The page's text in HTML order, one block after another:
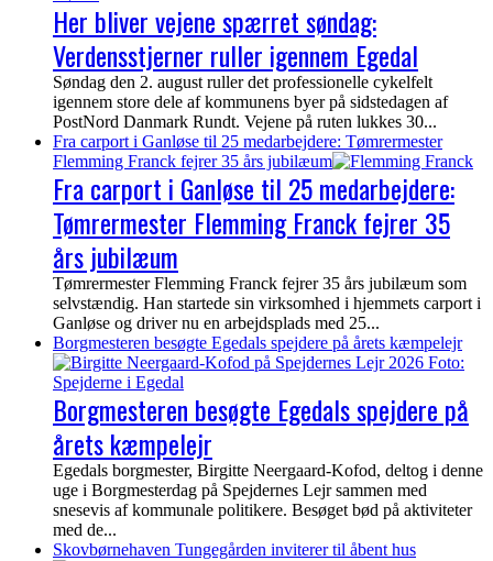
Her bliver vejene spærret søndag:
Verdensstjerner ruller igennem Egedal
Søndag den 2. august ruller det professionelle cykelfelt
igennem store dele af kommunens byer på sidstedagen af
PostNord Danmark Rundt. Vejene på ruten lukkes 30...
Fra carport i Ganløse til 25 medarbejdere: Tømrermester
Flemming Franck fejrer 35 års jubilæum
Fra carport i Ganløse til 25 medarbejdere:
Tømrermester Flemming Franck fejrer 35
års jubilæum
Tømrermester Flemming Franck fejrer 35 års jubilæum som
selvstændig. Han startede sin virksomhed i hjemmets carport i
Ganløse og driver nu en arbejdsplads med 25...
Borgmesteren besøgte Egedals spejdere på årets kæmpelejr
Borgmesteren besøgte Egedals spejdere på
årets kæmpelejr
Egedals borgmester, Birgitte Neergaard-Kofod, deltog i denne
uge i Borgmesterdag på Spejdernes Lejr sammen med
snesevis af kommunale politikere. Besøget bød på aktiviteter
med de...
Skovbørnehaven Tungegården inviterer til åbent hus